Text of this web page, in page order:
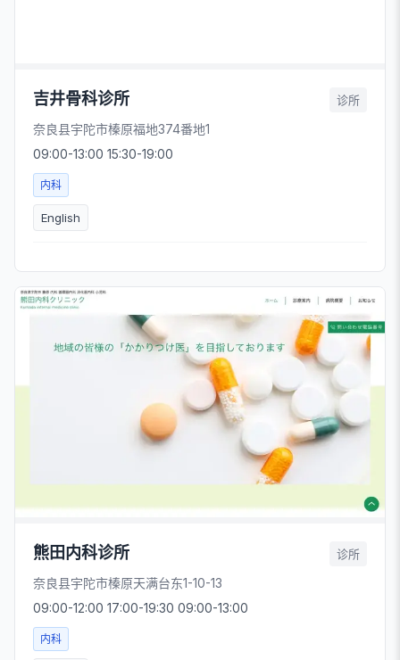
吉井骨科诊所 诊所
奈良县宇陀市榛原福地374番地1
09:00-13:00 15:30-19:00
内科
English
熊田内科诊所 诊所
奈良县宇陀市榛原天满台东1-10-13
09:00-12:00 17:00-19:30 09:00-13:00
内科